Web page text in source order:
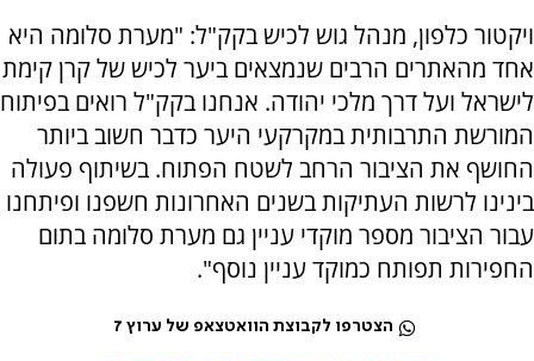
ויקטור כלפון, מנהל גוש לכיש בקק"ל: "מערת סלומה היא
אחד מהאתרים הרבים שנמצאים ביער לכיש של קרן קימת
לישראל ועל דרך מלכי יהודה. אנחנו בקק"ל רואים בפיתוח
המורשת התרבותית במקרקעי היער כדבר חשוב ביותר
החושף את הציבור הרחב לשטח הפתוח. בשיתוף פעולה
בינינו לרשות העתיקות בשנים האחרונות חשפנו ופיתחנו
עבור הציבור מספר מוקדי עניין גם מערת סלומה בתום
החפירות תפותח כמוקד עניין נוסף".
הצטרפו לקבוצת הוואטצאפ של ערוץ 7